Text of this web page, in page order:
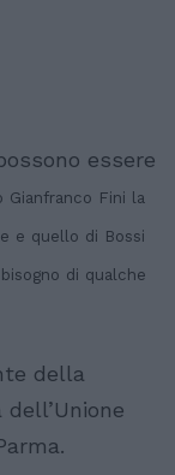
essere
Gianfranco Fini la
e quello di Bossi
di qualche
della